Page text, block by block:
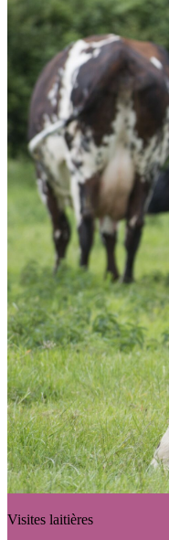
Visites laitières